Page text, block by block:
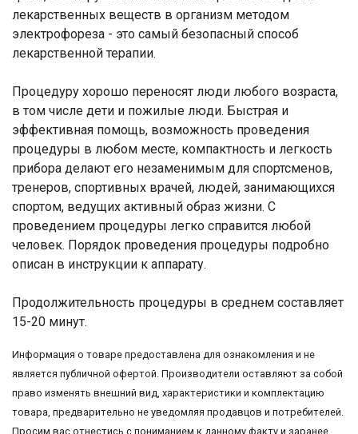
лекарственных веществ в организм методом
электрофореза - это самый безопасный способ
лекарственной терапии.
Процедуру хорошо переносят люди любого возраста,
в том числе дети и пожилые люди. Быстрая и
эффективная помощь, возможность проведения
процедуры в любом месте, компактность и легкость
прибора делают его незаменимым для спортсменов,
тренеров, спортивных врачей, людей, занимающихся
спортом, ведущих активный образ жизни. С
проведением процедуры легко справится любой
человек. Порядок проведения процедуры подробно
описан в инструкции к аппарату.
Продолжительность процедуры в среднем составляет
15-20 минут.
Информация о товаре предоставлена для ознакомления и не
является публичной офертой. Производители оставляют за собой
право изменять внешний вид, характеристики и комплектацию
товара, предварительно не уведомляя продавцов и потребителей.
Просим вас отнестись с пониманием к данному факту и заранее